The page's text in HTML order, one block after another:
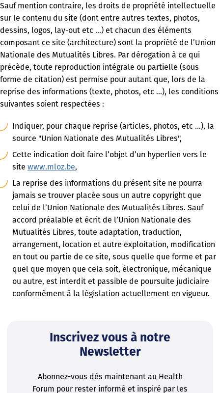
Sauf mention contraire, les droits de propriété intellectuelle
sur le contenu du site (dont entre autres textes, photos,
dessins, logos, lay-out etc …) et chacun des éléments
composant ce site (architecture) sont la propriété de l’Union
Nationale des Mutualités Libres. Par dérogation à ce qui
précède, toute reproduction intégrale ou partielle (sous
forme de citation) est permise pour autant que, lors de la
reprise des informations (texte, photos, etc …), les conditions
suivantes soient respectées :
Indiquer, pour chaque reprise (articles, photos, etc …), la
source "Union Nationale des Mutualités Libres",
Cette indication doit faire l’objet d’un hyperlien vers le
site www.mloz.be,
La reprise des informations du présent site ne pourra
jamais se trouver placée sous un autre copyright que
celui de l’Union Nationale des Mutualités Libres. Sauf
accord préalable et écrit de l’Union Nationale des
Mutualités Libres, toute adaptation, traduction,
arrangement, location et autre exploitation, modification
en tout ou partie de ce site, sous quelle que forme et par
quel que moyen que cela soit, électronique, mécanique
ou autre, est interdit et passible de poursuite judiciaire
conformément à la législation actuellement en vigueur.
Inscrivez vous à notre
Newsletter
Abonnez-vous dès maintenant au Health
Forum pour rester informé et inspiré par les